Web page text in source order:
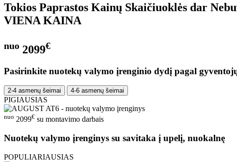
Tokios Paprastos Kainų Skaičiuoklės dar
VIENA KAINA
nuo 2099€
Pasirinkite nuotekų valymo įrenginio dydį pagal
2-4 asmenų šeimai 4-6 asmenų šeimai
PIGIAUSIAS
nuo 2099€ su montavimo darbais
Nuotekų valymo įrenginys su savitaka į upelį, nuokalnę
POPULIARIAUSIAS